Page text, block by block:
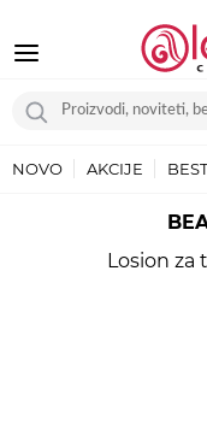
NOVO AKCIJE
Losion za